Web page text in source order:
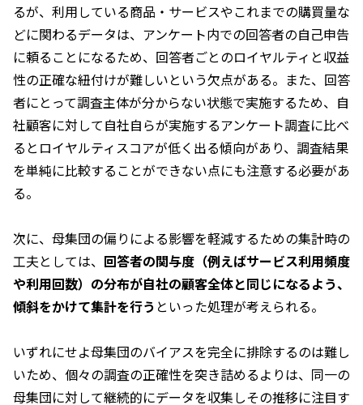
るが、利用している商品・サービスやこれまでの購買量な
どに関わるデータは、アンケート内での回答者の自己申告
に頼ることになるため、回答者ごとのロイヤルティと収益
性の正確な紐付けが難しいという欠点がある。また、回答
者にとって調査主体が分からない状態で実施するため、自
社顧客に対して自社自らが実施するアンケート調査に比べ
るとロイヤルティスコアが低く出る傾向があり、調査結果
を単純に比較することができない点にも注意する必要があ
る。
次に、母集団の偏りによる影響を軽減するための集計時の
工夫としては、 回答者の関与度（例えばサービス利用頻度
や利用回数）の分布が自社の顧客全体と同じになるよう、
傾斜をかけて集計を行う といった処理が考えられる。
いずれにせよ母集団のバイアスを完全に排除するのは難し
いため、個々の調査の正確性を突き詰めるよりは、同一の
母集団に対して継続的にデータを収集しその推移に注目す